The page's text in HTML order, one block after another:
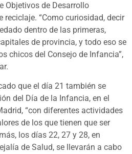
Objetivos de Desarrollo
reciclaje. “Como curiosidad, decir
dentro de las primeras,
de provincia, y todo eso se
chicos del Consejo de Infancia”,
que el día 21 también se
del Día de la Infancia, en el
“con diferentes actividades
de los que tienen que ser
los días 22, 27 y 28, en
de Salud, se llevarán a cabo